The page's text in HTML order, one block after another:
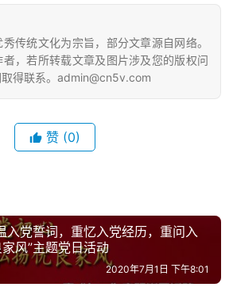
传统文化为宗旨，部分文章源自网络。
，若所转载文章及图片涉及您的版权问
得联系。admin@cn5v.com
赞 (0)
入党誓词，重忆入党经历，重问入
风”主题党日活动
2020年7月1日 下午8:01